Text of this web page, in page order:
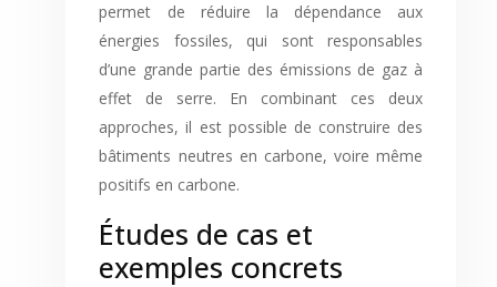
permet de réduire la dépendance aux
énergies fossiles, qui sont responsables
d’une grande partie des émissions de gaz à
effet de serre. En combinant ces deux
approches, il est possible de construire des
bâtiments neutres en carbone, voire même
positifs en carbone.
Études de cas et
exemples concrets